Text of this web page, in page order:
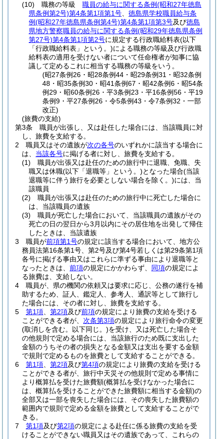
(10)
職務の等級 職員の給与に関する条例(昭和27年徳島
県条例第2号)第4条第1項第1号
徳島県学校職員給与条
例(昭和27年徳島県条例第4号)第4条第1項第3号及び徳島
県地方警察職員の給与に関する条例(昭和29年徳島県条例
第27号)第4条第1項第2号に規定する行政職給料表(以下
「行政職給料表」という。)による職務の等級及び行政職
給料表の適用を受けない者について任命権者が知事に協
議して定めるこれに相当する職務の等級をいう。
(昭27条例26・昭28条例44・昭29条例31・昭32条例
48・昭35条例30・昭41条例67・昭42条例6・昭54条
例29・昭60条例26・平3条例23・平16条例56・平19
条例9・平27条例26・令5条例43・令7条例32・一部
改正)
(旅費の支給)
第3条
職員が出張し、又は赴任した場合には、当該職員に対
し、旅費を支給する。
2
職員又はその遺族が次の各号のいずれかに該当する場合に
は、 当該各号に掲げる者に対し、旅費を支給する。
(1)
職員が出張又は赴任のための旅行中に退職、免職、失
職又は休職(以下「退職等」という。)となった場合(当該
退職等に伴う旅行を必要としない場合を除く。)には、当
該職員
(2)
職員が出張又は赴任のための旅行中に死亡した場合に
は、当該職員の遺族
(3)
職員が死亡した場合において、当該職員の遺族がその
死亡の日の翌日から3月以内にその居住地を出発して帰住
したときは、当該遺族
3
職員が前項第1号の規定に該当する場合において、地方公
務員法第16条第1号、第2号及び第4号若しくは第29条第1項
各号に掲げる事由又はこれらに準ずる事由により退職等と
なったときは、 前項の規定にかかわらず、 同項の規定によ
る旅費は、支給しない。
4
職員が、県の機関の依頼又は要求に応じ、公務の遂行を補
助するため、証人、鑑定人、参考人、通訳等として旅行し
た場合には、その者に対し、旅費を支給する。
5
第1項 第2項及び前項の規定により旅費の支給を受ける
ことができる者が、 次条第3項の規定により旅行命令の変更
(取消しを含む。以下同じ。)を受け、又は死亡した場合そ
の他規則で定める場合には、当該旅行のため既に支出した
金額のうちその者の損失となる金額又は支出を要する金額
で規則で定めるものを旅費として支給することができる。
6
第1項 第2項及び第4項の規定により旅費の支給を受ける
ことができる者が、旅行中天災その他規則で定める事情に
より概算払を受けた旅費額(概算払を受けなかった場合に
は、概算払を受けることができた旅費額に相当する金額)の
全部又は一部を喪失した場合には、その喪失した旅費額の
範囲内で規則で定める金額を旅費として支給することがで
きる。
7
第1項及び第2項の規定による赴任に係る旅費の支給を受
けることができない職員又はその遺族であって、これらの